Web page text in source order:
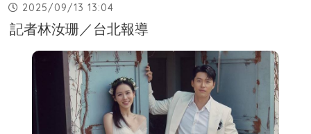
2025/09/13 13:04
記者林汝珊／台北報導